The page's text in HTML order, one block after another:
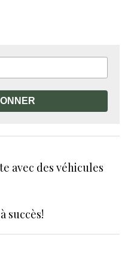
avec des véhicules
succès!